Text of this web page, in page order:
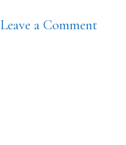
Leave a Comment